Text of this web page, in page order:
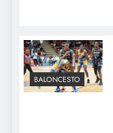
BALONCESTO